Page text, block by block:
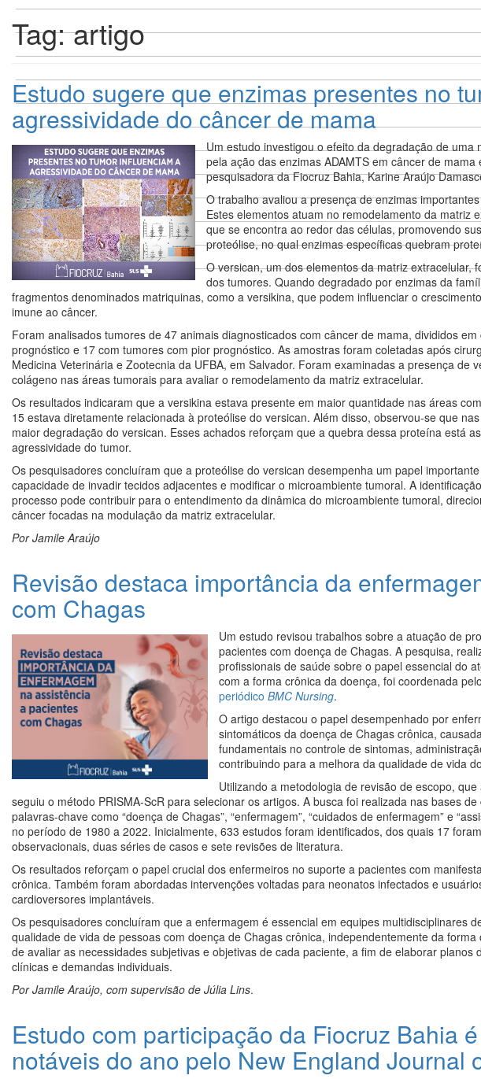
Tag:artigo
Estudo sugere que enzimas presentes no
agressividade do câncer de mama
Um estudo investigou o efeito da degradação de
pela ação das enzimas ADAMTS em câncer de
pesquisadora da Fiocruz Bahia, Karine Araújo
O trabalho avaliou a presença de enzimas
Estes elementos atuam no remodelamento da matriz
que se encontra ao redor das células, promovendo
proteólise, no qual enzimas específicas quebram
O versican, um dos elementos da matriz
dos tumores. Quando degradado por enzimas da
fragmentos denominados matriquinas, como a versikina, que podem influenciar o
imune ao câncer.
Foram analisados tumores de 47 animais diagnosticados com câncer de mama, divididos
prognóstico e 17 com tumores com pior prognóstico. As amostras foram coletadas após
Medicina Veterinária e Zootecnia da UFBA, em Salvador. Foram examinadas a presença de
colágeno nas áreas tumorais para avaliar o remodelamento da matriz extracelular.
Os resultados indicaram que a versikina estava presente em maior quantidade nas áreas
15 estava diretamente relacionada à proteólise do versican. Além disso, observou-se que
maior degradação do versican. Esses achados reforçam que a quebra dessa proteína está
agressividade do tumor.
Os pesquisadores concluíram que a proteólise do versican desempenha um papel
capacidade de invadir tecidos adjacentes e modificar o microambiente tumoral. A
processo pode contribuir para o entendimento da dinâmica do microambiente tumoral,
câncer focadas na modulação da matriz extracelular.
Por Jamile Araújo
Revisão destaca importância da
com Chagas
Um estudo revisou trabalhos sobre a atuação de
pacientes com doença de Chagas. A pesquisa,
profissionais de saúde sobre o papel essencial do
com a forma crônica da doença, foi coordenada
periódico BMC Nursing.
O artigo destacou o papel desempenhado por
sintomáticos da doença de Chagas crônica,
fundamentais no controle de sintomas,
contribuindo para a melhora da qualidade de vida
Utilizando a metodologia de revisão de escopo,
seguiu o método PRISMA-ScR para selecionar os artigos. A busca foi realizada nas bases
palavras-chave como “doença de Chagas”, “enfermagem”, “cuidados de enfermagem” e
no período de 1980 a 2022. Inicialmente, 633 estudos foram identificados, dos quais 17
observacionais, duas séries de casos e sete revisões de literatura.
Os resultados reforçam o papel crucial dos enfermeiros no suporte a pacientes com
crônica. Também foram abordadas intervenções voltadas para neonatos infectados e
cardioversores implantáveis.
Os pesquisadores concluíram que a enfermagem é essencial em equipes multidisciplinares
qualidade de vida de pessoas com doença de Chagas crônica, independentemente da
de avaliar as necessidades subjetivas e objetivas de cada paciente, a fim de elaborar
clínicas e demandas individuais.
Por Jamile Araújo, com supervisão de Júlia Lins.
Estudo com participação da Fiocruz Bahia
notáveis do ano pelo New England Journal